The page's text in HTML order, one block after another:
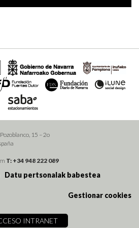
15 – 2o
T: +34 948 222 089
Datu pertsonalak babestea
Gestionar cookies
INTRANET